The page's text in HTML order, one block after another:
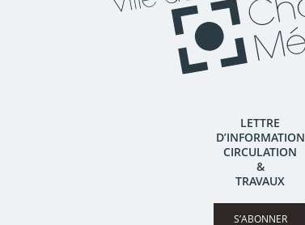
LETTRE
D’INFORMATION
CIRCULATION
&
TRAVAUX
S’ABONNER